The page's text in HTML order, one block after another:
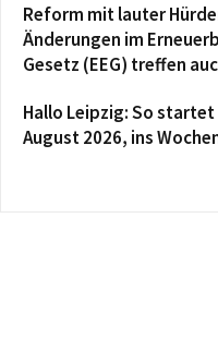
Reform mit lauter
Änderungen im
Gesetz (EEG) treffen
Hallo Leipzig: So
August 2026, ins